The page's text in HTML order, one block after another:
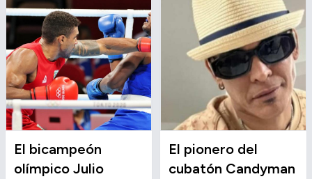
El bicampeón
olímpico Julio
El pionero del
cubatón Candyman